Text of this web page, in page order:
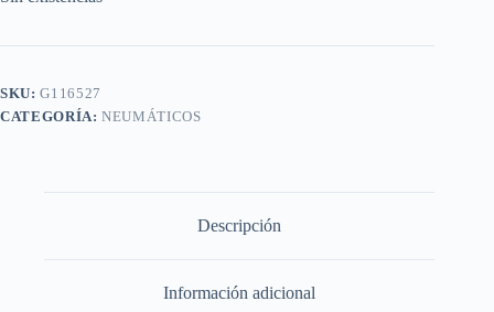
SKU:G116527
CATEGORÍA:NEUMÁTICOS
Descripción
Información adicional